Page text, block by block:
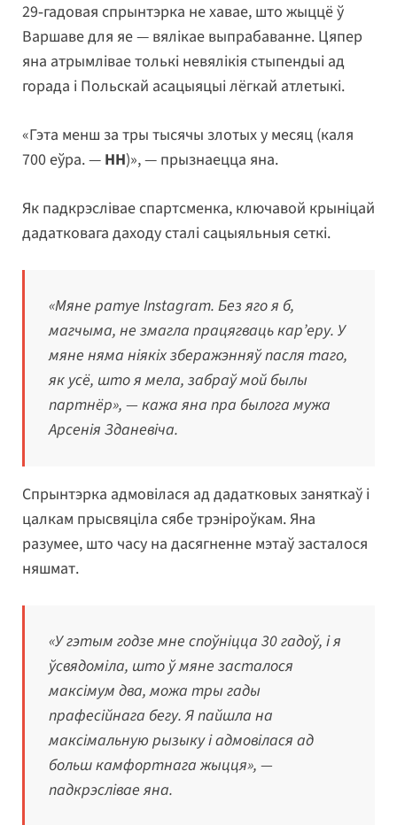
29‑гадовая спрынтэрка не хавае, што жыццё ў
Варшаве для яе — вялікае выпрабаванне. Цяпер
яна атрымлівае толькі невялікія стыпендыі ад
горада і Польскай асацыяцыі лёгкай атлетыкі.
«Гэта менш за тры тысячы злотых у месяц (каля
700 еўра. — НН)», — прызнаецца яна.
Як падкрэслівае спартсменка, ключавой крыніцай
дадатковага даходу сталі сацыяльныя сеткі.
«Мяне ратуе Instagram. Без яго я б,
магчыма, не змагла працягваць кар’еру. У
мяне няма ніякіх зберажэнняў пасля таго,
як усё, што я мела, забраў мой былы
партнёр», — кажа яна пра былога мужа
Арсенія Зданевіча.
Спрынтэрка адмовілася ад дадатковых заняткаў і
цалкам прысвяціла сябе трэніроўкам. Яна
разумее, што часу на дасягненне мэтаў засталося
няшмат.
«У гэтым годзе мне споўніцца 30 гадоў, і я
ўсвядоміла, што ў мяне засталося
максімум два, можа тры гады
прафесійнага бегу. Я пайшла на
максімальную рызыку і адмовілася ад
больш камфортнага жыцця», —
падкрэслівае яна.